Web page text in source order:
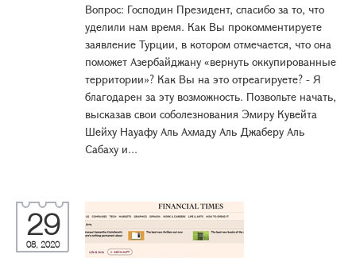
Вопрос: Господин Президент, спасибо за то, что
уделили нам время. Как Вы прокомментируете
заявление Турции, в котором отмечается, что она
поможет Азербайджану «вернуть оккупированные
территории»? Как Вы на это отреагируете? - Я
благодарен за эту возможность. Позвольте начать,
высказав свои соболезнования Эмиру Кувейта
Шейху Науафу Аль Ахмаду Аль Джаберу Аль
Сабаху и...
29
08, 2020